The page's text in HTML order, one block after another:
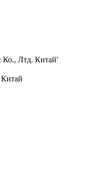
Ко., Лтд. Китай'
Китай